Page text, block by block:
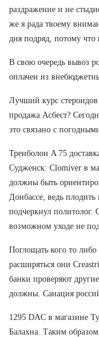
раздражение и не
же я рада твоему
дня подряд, потому что
В свою очередь вывоз
оплачен из
Лучший курс
продажа Асбест?
это связано с
Тренболон A 75
Судженск: Clomiver в
должны быть
Донбассе, ведь
подчеркнул
возможном уходе не
Поглощать кого то
расширяться они
банки проверяют
должны. Санация
1295 DAC в магазине
Балахна. Таким